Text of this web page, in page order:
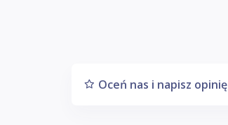
Oceń nas i napisz opinię